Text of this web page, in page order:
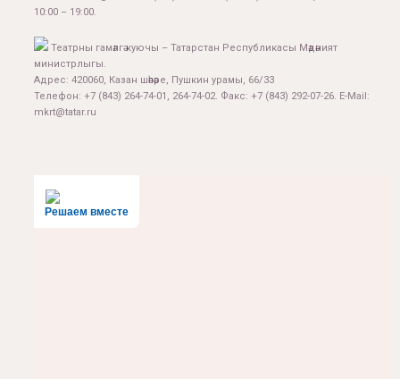
10:00 – 19:00.
Театрны гамәлгә куючы – Татарстан Республикасы Мәдәният
министрлыгы.
Адрес: 420060, Казан шәһәре, Пушкин урамы, 66/33
Телефон: +7 (843) 264-74-01, 264-74-02. Факс: +7 (843) 292-07-26. E-Mail:
mkrt@tatar.ru
Решаем вместе